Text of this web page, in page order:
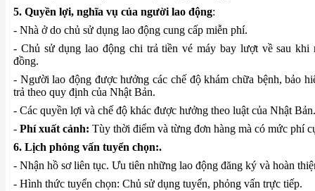
5. Quyền lợi, nghĩa vụ của người lao động:
- Nhà ở do chủ sử dụng lao động cung cấp miễn phí.
- Chủ sử dụng lao động chi trả tiền vé máy bay lượt về sau khi
đồng.
- Người lao động được hưởng các chế độ khám chữa bệnh, bảo
trả theo quy định của Nhật Bản.
- Các quyền lợi và chế độ khác được hưởng theo luật của Nhật Bản.
- Phí xuất cảnh: Tùy thời điểm và từng đơn hàng mà có mức phí
6. Lịch phỏng vấn tuyển chọn:.
- Nhận hồ sơ liên tục. Ưu tiên những lao động đăng ký và hoàn
- Hình thức tuyển chọn: Chủ sử dụng tuyển, phỏng vấn trực tiếp.